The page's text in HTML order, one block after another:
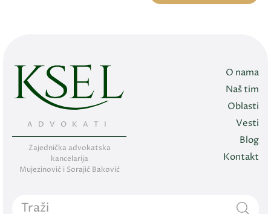
ADVOKATI
Zajednička advokatska
kancelarija
Mujezinović i Sorajić Baković
O nama
Naš tim
Oblasti
Vesti
Blog
Kontakt